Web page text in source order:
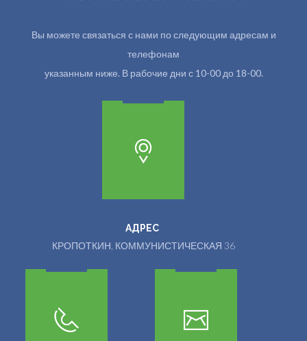
Вы можете связаться с нами по следующим адресам и
телефонам
указанным ниже. В рабочие дни с 10-00 до 18-00.
АДРЕС
КРОПОТКИН, КОММУНИСТИЧЕСКАЯ 36